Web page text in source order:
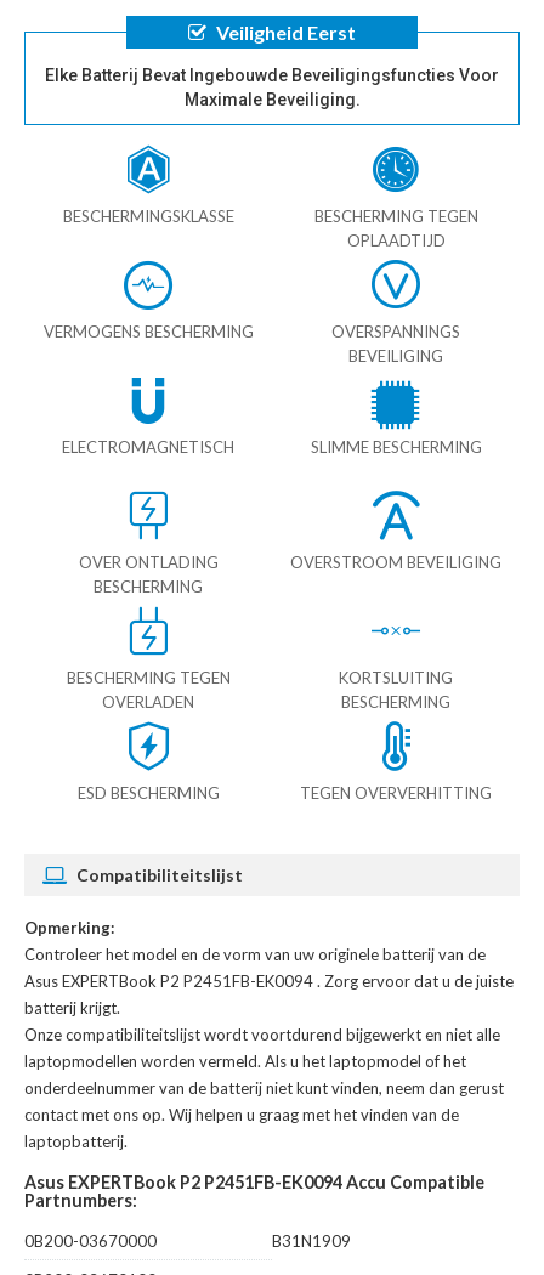
Veiligheid Eerst
Elke Batterij Bevat Ingebouwde Beveiligingsfuncties Voor
Maximale Beveiliging.
BESCHERMINGSKLASSE
BESCHERMING TEGEN
OPLAADTIJD
VERMOGENS BESCHERMING
OVERSPANNINGS
BEVEILIGING
ELECTROMAGNETISCH SLIMME BESCHERMING
OVER ONTLADING
BESCHERMING
OVERSTROOM BEVEILIGING
BESCHERMING TEGEN
OVERLADEN
KORTSLUITING
BESCHERMING
ESD BESCHERMING TEGEN OVERVERHITTING
Compatibiliteitslijst
Opmerking:
Controleer het model en de vorm van uw originele batterij van de
Asus EXPERTBook P2 P2451FB-EK0094. Zorg ervoor dat u de juiste
batterij krijgt.
Onze compatibiliteitslijst wordt voortdurend bijgewerkt en niet alle
laptopmodellen worden vermeld. Als u het laptopmodel of het
onderdeelnummer van de batterij niet kunt vinden, neem dan gerust
contact met ons op. Wij helpen u graag met het vinden van de
laptopbatterij.
Asus EXPERTBook P2 P2451FB-EK0094 Accu Compatible
Partnumbers:
0B200-03670000
B31N1909